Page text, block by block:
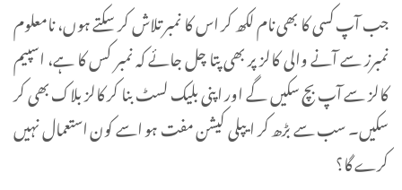
جب آپ کسی کا بھی نام لکھ کر اس کا نمبر تلاش کر سکتے ہوں، نامعلوم
نمبرز سے آنے والی کالز پر بھی پتا چل جائے کہ نمبر کس کا ہے، اسپیم
کالز سے آپ بچ سکیں گے اور اپنی بلیک لسٹ بنا کر کالز بلاک بھی کر
سکیں۔ سب سے بڑھ کر ایپلی کیشن مفت ہو اسے کون استعمال نہیں
کرے گا؟